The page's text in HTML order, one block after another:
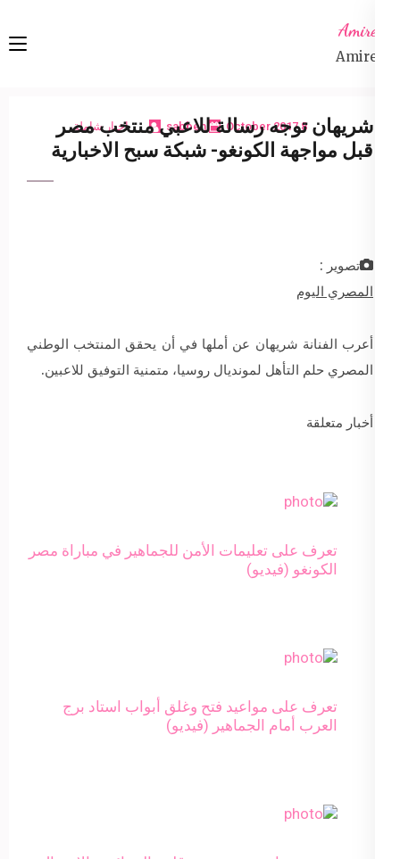
content
Enter)
Amireta
Amireta
8 October 2017
sabbeh اخبار شاملة
شريهان توجه رسالة للاعبي منتخب مصر
قبل مواجهة الكونغو- شبكة سبح الاخبارية
تصوير :
المصري اليوم
أعرب الفنانة شريهان عن أملها في أن يحقق المنتخب الوطني
المصري حلم التأهل لمونديال روسيا، متمنية التوفيق للاعبين.
أخبار متعلقة
تعرف على تعليمات الأمن للجماهير في مباراة مصر
الكونغو (فيديو)
تعرف على مواعيد فتح وغلق أبواب استاد برج
العرب أمام الجماهير (فيديو)